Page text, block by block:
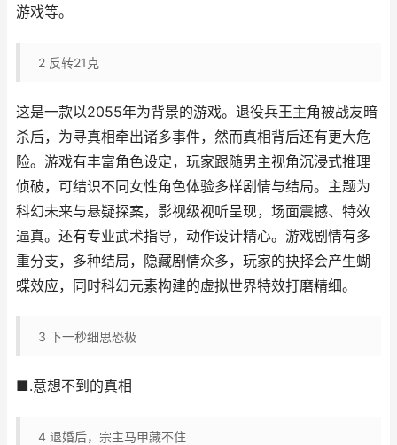
游戏等。
2 反转21克
这是一款以2055年为背景的游戏。退役兵王主角被战友暗
杀后，为寻真相牵出诸多事件，然而真相背后还有更大危
险。游戏有丰富角色设定，玩家跟随男主视角沉浸式推理
侦破，可结识不同女性角色体验多样剧情与结局。主题为
科幻未来与悬疑探案，影视级视听呈现，场面震撼、特效
逼真。还有专业武术指导，动作设计精心。游戏剧情有多
重分支，多种结局，隐藏剧情众多，玩家的抉择会产生蝴
蝶效应，同时科幻元素构建的虚拟世界特效打磨精细。
3 下一秒细思恐极
■.意想不到的真相
4 退婚后，宗主马甲藏不住